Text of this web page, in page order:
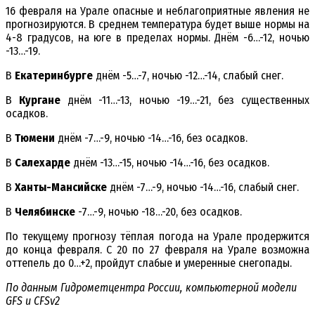
16 февраля на Урале опасные и неблагоприятные явления не
прогнозируются. В среднем температура будет выше нормы на
4-8 градусов, на юге в пределах нормы. Днём -6…-12, ночью
-13…-19.
В Екатеринбурге днём -5…-7, ночью -12…-14, слабый снег.
В Кургане днём -11…-13, ночью -19…-21, без существенных
осадков.
В Тюмени днём -7…-9, ночью -14…-16, без осадков.
В Салехарде днём -13…-15, ночью -14…-16, без осадков.
В Ханты-Мансийске днём -7…-9, ночью -14…-16, слабый снег.
В Челябинске -7…-9, ночью -18…-20, без осадков.
По текущему прогнозу тёплая погода на Урале продержится
до конца февраля. С 20 по 27 февраля на Урале возможна
оттепель до 0…+2, пройдут слабые и умеренные снегопады.
По данным Гидрометцентра России, компьютерной модели
GFS и CFSv2